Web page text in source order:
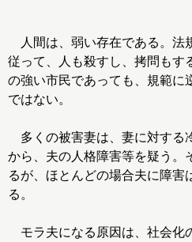
人間は、弱い存在である。法
従って、人も殺すし、拷問もす
の強い市民であっても、規範に
ではない。
多くの被害妻は、妻に対する
から、夫の人格障害等を疑う。
るが、ほとんどの場合夫に障害
る。
モラ夫になる原因は、社会化